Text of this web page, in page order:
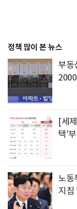
정책 많이 본 뉴스
부동
[세
택'
노동
지침